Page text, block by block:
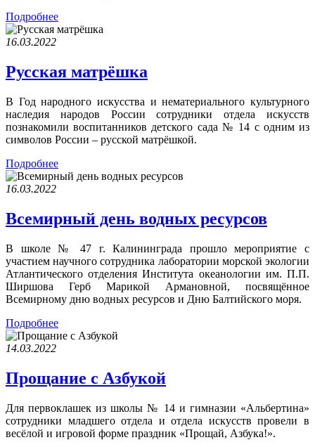
Подробнее
16.03.2022
Русская матрёшка
В Год народного искусства и нематериального культурного
наследия народов России сотрудники отдела искусств
познакомили воспитанников детского сада № 14 с одним из
символов России – русской матрёшкой.
Подробнее
16.03.2022
Всемирный день водных ресурсов
В школе № 47 г. Калининграда прошло мероприятие с
участием научного сотрудника лаборатории морской экологии
Атлантического отделения Института океанологии им. П.П.
Ширшова Герб Марикой Армановной, посвящённое
Всемирному дню водных ресурсов и Дню Балтийского моря.
Подробнее
14.03.2022
Прощание с Азбукой
Для первоклашек из школы № 14 и гимназии «Альбертина»
сотрудники младшего отдела и отдела искусств провели в
весёлой и игровой форме праздник «Прощай, Азбука!».